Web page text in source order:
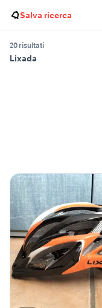
Salva ricerca
20 risultati
Lixada